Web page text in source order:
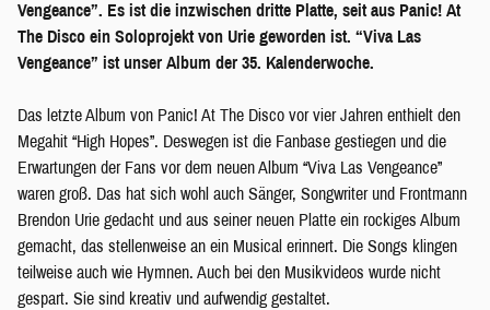
Vengeance”. Es ist die inzwischen dritte Platte, seit aus Panic! At
The Disco ein Soloprojekt von Urie geworden ist. “Viva Las
Vengeance” ist unser Album der 35. Kalenderwoche.
Das letzte Album von Panic! At The Disco vor vier Jahren enthielt den
Megahit “High Hopes”. Deswegen ist die Fanbase gestiegen und die
Erwartungen der Fans vor dem neuen Album “Viva Las Vengeance”
waren groß. Das hat sich wohl auch Sänger, Songwriter und Frontmann
Brendon Urie gedacht und aus seiner neuen Platte ein rockiges Album
gemacht, das stellenweise an ein Musical erinnert. Die Songs klingen
teilweise auch wie Hymnen. Auch bei den Musikvideos wurde nicht
gespart. Sie sind kreativ und aufwendig gestaltet.